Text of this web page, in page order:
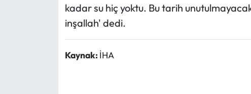
kadar su hiç yoktu. Bu tarih
inşallah' dedi.
Kaynak: İHA